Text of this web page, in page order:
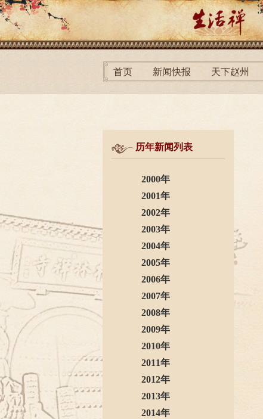
首页 新闻快报 天下赵州
历年新闻列表
2000年
2001年
2002年
2003年
2004年
2005年
2006年
2007年
2008年
2009年
2010年
2011年
2012年
2013年
2014年